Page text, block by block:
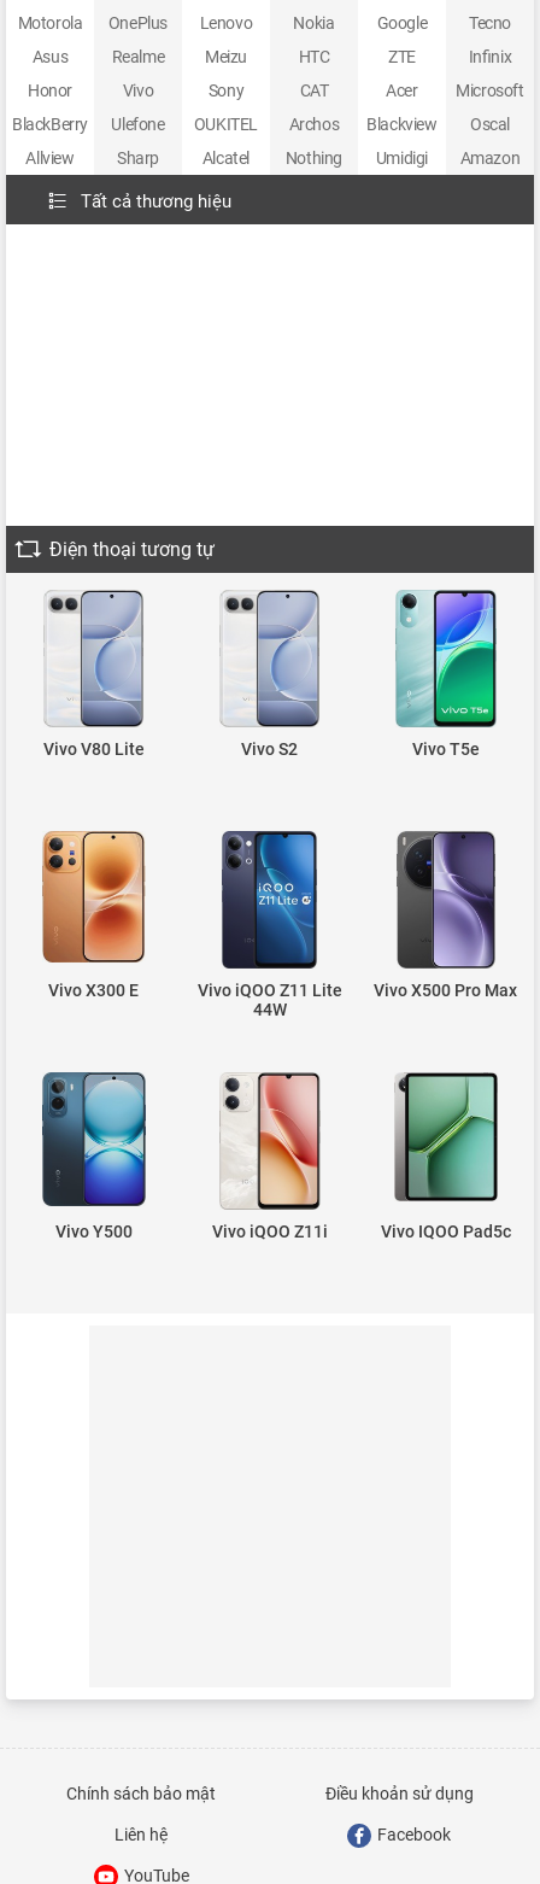
Motorola
OnePlus Lenovo Nokia Google
Tecno
Asus
Realme Meizu HTC ZTE
Infinix
Honor
Vivo Sony CAT Acer
Microsoft
BlackBerry
Ulefone OUKITEL Archos Blackview
Oscal
Allview
Sharp Alcatel Nothing Umidigi Amazon
Tất cả thương hiệu
Điện thoại tương tự
Vivo V80 Lite Vivo S2 Vivo T5e
Vivo X300 E
Vivo iQOO Z11 Lite
44W
Vivo X500 Pro Max
Vivo Y500 Vivo iQOO Z11i Vivo IQOO Pad5c
Chính sách bảo mật Điều khoản sử dụng
Liên hệ Facebook
YouTube